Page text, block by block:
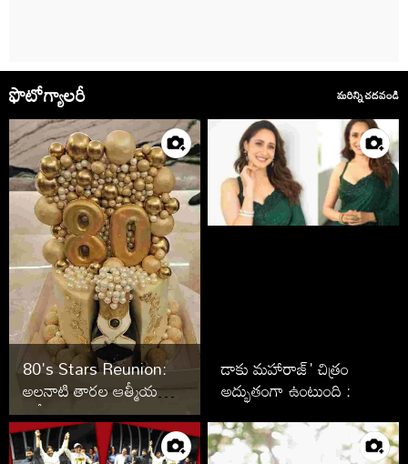
ఫొటోగ్యాలరీ మరిన్ని చదవండి
80's Stars Reunion:
అలనాటి తారల ఆత్మీయ
సమ్మేళనం
డాకు మహారాజ్' చిత్రం
అద్భుతంగా ఉంటుంది :
కథానాయిక ప్రగ్యా జైస్వాల్